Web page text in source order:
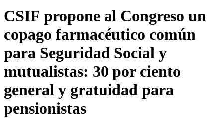
CSIF propone al Congreso un
copago farmacéutico común
para Seguridad Social y
mutualistas: 30 por ciento
general y gratuidad para
pensionistas